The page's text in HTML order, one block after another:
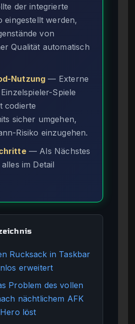
der integrierte
eingestellt werden,
von
Qualität automatisch
Nutzung — Externe
Spiele
codierte
sicher umgehen,
Risiko einzugehen.
— Als Nächstes
im Detail
Rucksack in Taskbar
erweitert
Problem des vollen
nächtlichem AFK
löst